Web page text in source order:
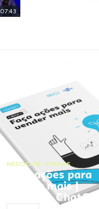
07:43
NEGÓCIOS, VENDAS
Faça ações para
vender mais |
Prompts ChatGPT